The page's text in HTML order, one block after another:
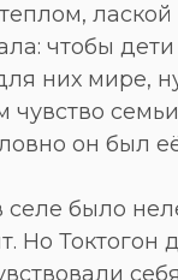
чтобы
них мире,
чувство
он был
было
Но Токтогон